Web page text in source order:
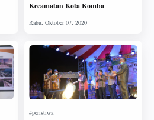
Kecamatan Kota Komba